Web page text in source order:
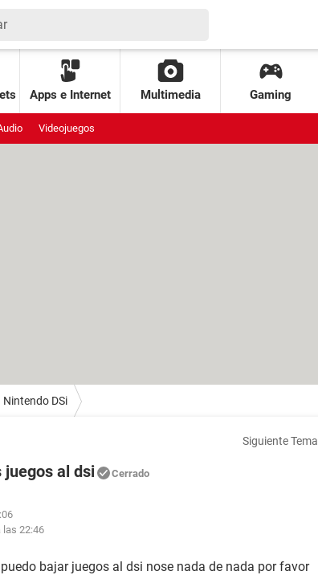
Apps e Internet Multimedia Gaming
Videojuegos
Nintendo DSi
Siguiente Tema
juegos al dsi Cerrado
las 22:46
bajar juegos al dsi nose nada de nada por favor